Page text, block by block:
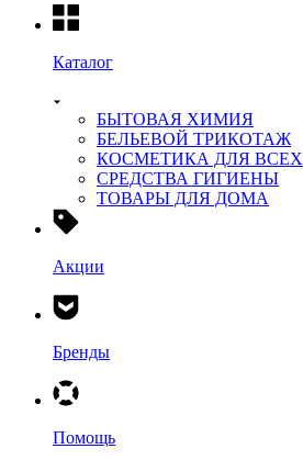
Каталог
БЫТОВАЯ ХИМИЯ
БЕЛЬЕВОЙ ТРИКОТАЖ
КОСМЕТИКА ДЛЯ ВСЕХ
СРЕДСТВА ГИГИЕНЫ
ТОВАРЫ ДЛЯ ДОМА
Акции
Бренды
Помощь